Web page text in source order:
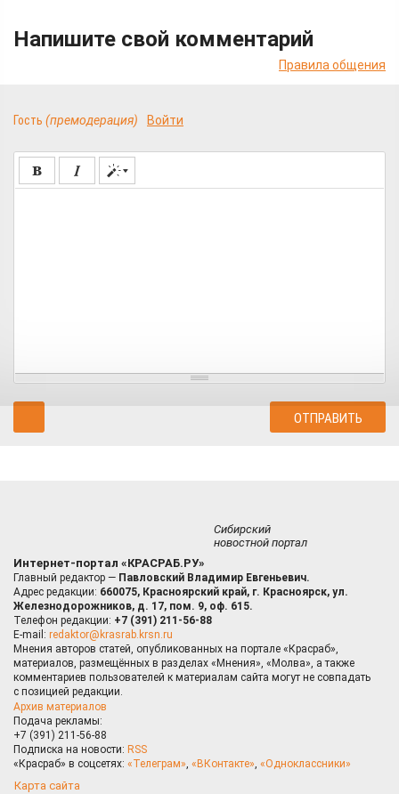
Напишите свой комментарий
Правила общения
Гость (премодерация) Войти
Сибирский
новостной портал
Интернет-портал «КРАСРАБ.РУ»
Главный редактор — Павловский Владимир Евгеньевич.
Адрес редакции: 660075, Красноярский край, г. Красноярск, ул.
Железнодорожников, д. 17, пом. 9, оф. 615.
Телефон редакции: +7 (391) 211-56-88
E-mail: redaktor@krasrab.krsn.ru
Мнения авторов статей, опубликованных на портале «Красраб»,
материалов, размещённых в разделах «Мнения», «Молва», а также
комментариев пользователей к материалам сайта могут не совпадать
с позицией редакции.
Архив материалов
Подача рекламы:
+7 (391) 211-56-88
Подписка на новости: RSS
«Красраб» в соцсетях: «Телеграм» «ВКонтакте» «Одноклассники»
Карта сайта